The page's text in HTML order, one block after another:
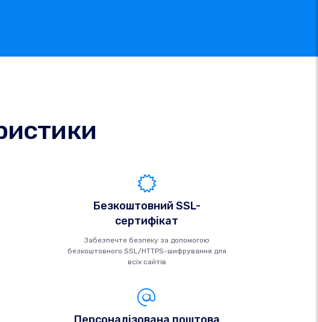
Безкоштовний SSL-
сертифікат
Забезпечте безпеку за допомогою
безкоштовного SSL/HTTPS-шифрування для
всіх сайтів